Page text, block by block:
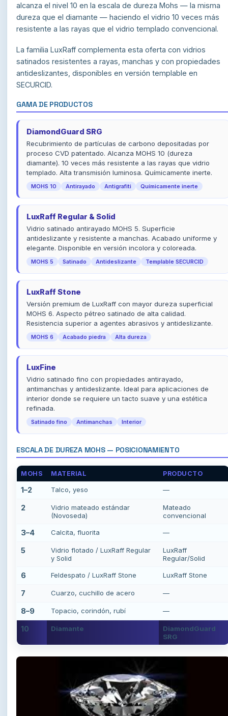
alcanza el nivel 10 en la escala de dureza Mohs — la misma
dureza que el diamante — haciendo el vidrio 10 veces más
resistente a las rayas que el vidrio templado convencional.
La familia LuxRaff complementa esta oferta con vidrios
satinados resistentes a rayas, manchas y con propiedades
antideslizantes, disponibles en versión templable en
SECURCID.
GAMA DE PRODUCTOS
DiamondGuard SRG
Recubrimiento de partículas de carbono depositadas por
proceso CVD patentado. Alcanza MOHS 10 (dureza
diamante). 10 veces más resistente a las rayas que vidrio
templado. Alta transmisión luminosa. Químicamente inerte.
MOHS 10 Antirayado Antigrafiti Químicamente inerte
LuxRaff Regular & Solid
Vidrio satinado antirayado MOHS 5. Superficie
antideslizante y resistente a manchas. Acabado uniforme y
elegante. Disponible en versión incolora y coloreada.
MOHS 5 Satinado Antideslizante Templable SECURCID
LuxRaff Stone
Versión premium de LuxRaff con mayor dureza superficial
MOHS 6. Aspecto pétreo satinado de alta calidad.
Resistencia superior a agentes abrasivos y antideslizante.
MOHS 6 Acabado piedra Alta dureza
LuxFine
Vidrio satinado fino con propiedades antirayado,
antimanchas y antideslizante. Ideal para aplicaciones de
interior donde se requiere un tacto suave y una estética
refinada.
Satinado fino Antimanchas Interior
ESCALA DE DUREZA MOHS — POSICIONAMIENTO
MOHS MATERIAL PRODUCTO
1–2 Talco, yeso —
2
Vidrio mateado estándar
(Novoseda)
Mateado
convencional
3–4 Calcita, fluorita —
5
Vidrio flotado / LuxRaff Regular
y Solid
LuxRaff
Regular/Solid
6 Feldespato / LuxRaff Stone LuxRaff Stone
7 Cuarzo, cuchillo de acero —
8–9 Topacio, corindón, rubí —
10 Diamante
DiamondGuard
SRG